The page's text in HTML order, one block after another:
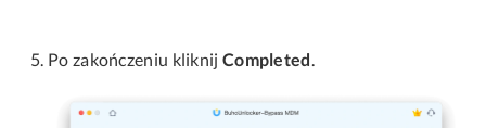
Po zakończeniu kliknij Completed.